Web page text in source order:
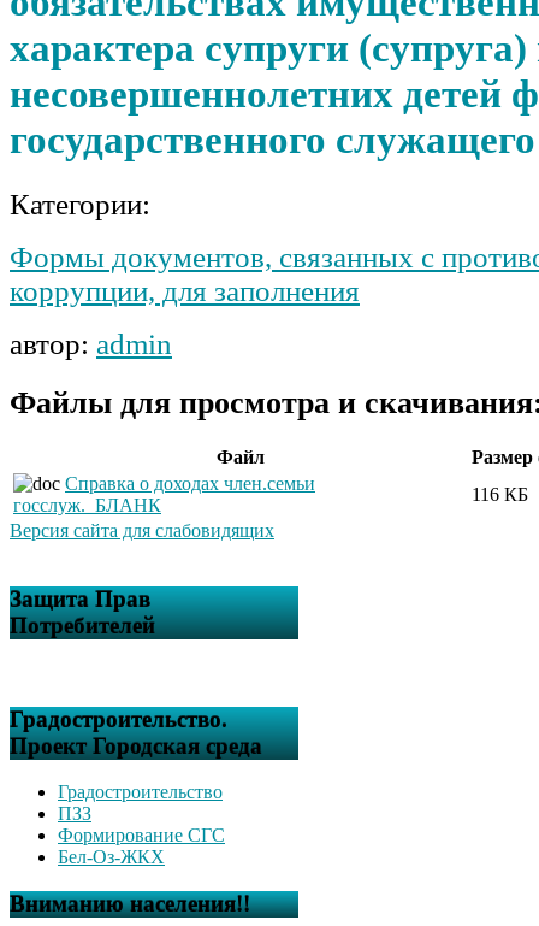
характера супруги (супруга)
несовершеннолетних детей
государственного служащего
Категории:
Формы документов, связанных с
коррупции, для заполнения
автор: admin
Файлы для просмотра и
Файл
Размер
Справка о доходах член.семьи
госслуж._БЛАНК
116 КБ
Версия сайта для слабовидящих
Защита Прав
Потребителей
Градостроительство.
Проект Городская среда
Градостроительство
ПЗЗ
Формирование СГС
Бел-Оз-ЖКХ
Вниманию населения!!